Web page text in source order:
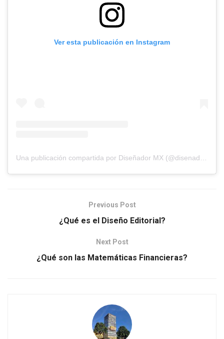
Ver esta publicación en Instagram
Previous Post
¿Qué es el Diseño Editorial?
Next Post
¿Qué son las Matemáticas Financieras?